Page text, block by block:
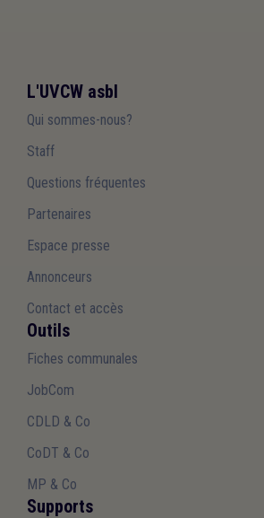
L'UVCW asbl
Qui sommes-nous?
Staff
Questions fréquentes
Partenaires
Espace presse
Annonceurs
Contact et accès
Outils
Fiches communales
JobCom
CDLD & Co
CoDT & Co
MP & Co
Supports